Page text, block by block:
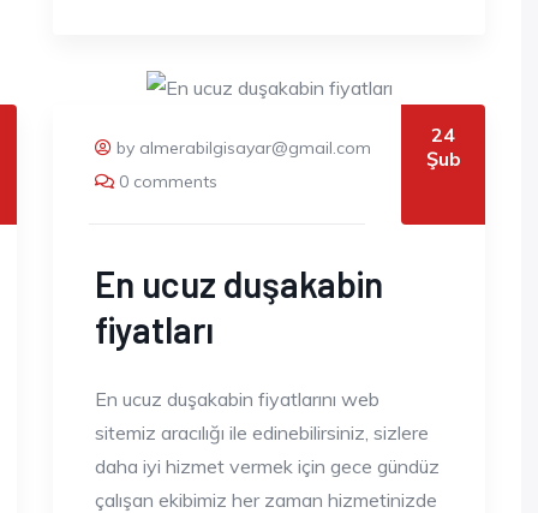
by almerabilgisayar@gmail.com
0 comments
24
Şub
En ucuz duşakabin
fiyatları
En ucuz duşakabin fiyatlarını web
sitemiz aracılığı ile edinebilirsiniz, sizlere
daha iyi hizmet vermek için gece gündüz
çalışan ekibimiz her zaman hizmetinizde